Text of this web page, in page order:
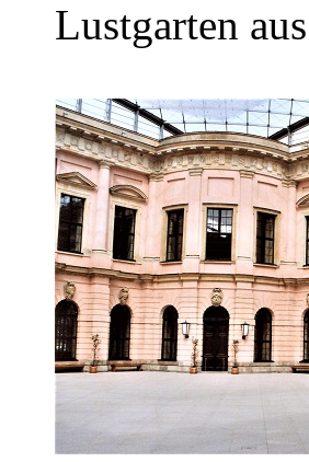
Lustgarten